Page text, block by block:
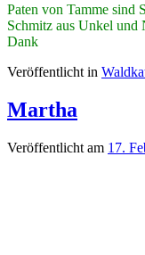
Paten von Tamme sind
Schmitz aus Unkel und
Dank
Veröffentlicht in
Martha
Veröffentlicht am 17.